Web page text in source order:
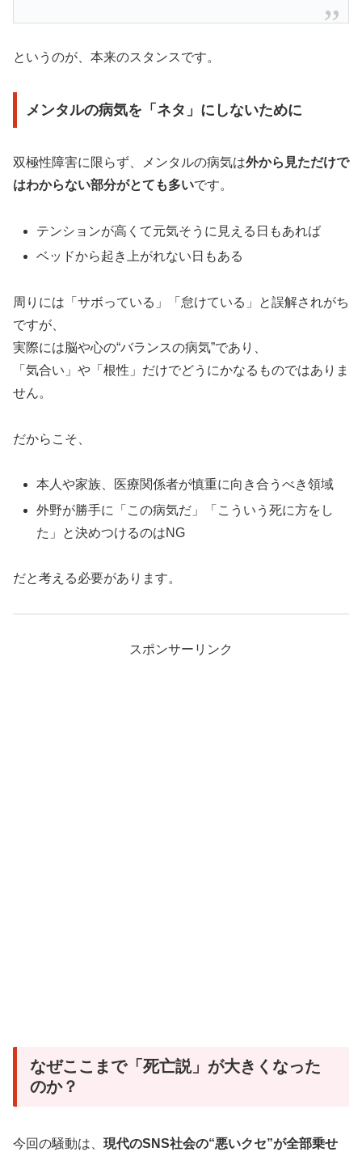
というのが、本来のスタンスです。
メンタルの病気を「ネタ」にしないために
双極性障害に限らず、メンタルの病気は外から見ただけで
はわからない部分がとても多いです。
テンションが高くて元気そうに見える日もあれば
ベッドから起き上がれない日もある
周りには「サボっている」「怠けている」と誤解されがち
ですが、
実際には脳や心の“バランスの病気”であり、
「気合い」や「根性」だけでどうにかなるものではありま
せん。
だからこそ、
本人や家族、医療関係者が慎重に向き合うべき領域
外野が勝手に「この病気だ」「こういう死に方をし
た」と決めつけるのはNG
だと考える必要があります。
スポンサーリンク
なぜここまで「死亡説」が大きくなった
のか？
今回の騒動は、 現代のSNS社会の“悪いクセ”が全部乗せ